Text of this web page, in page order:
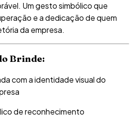
Um gesto simbólico que
e a dedicação de quem
da empresa.
Brinde:
com a identidade visual do
de reconhecimento